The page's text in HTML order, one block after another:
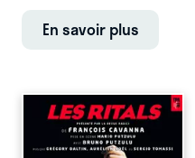
En savoir plus